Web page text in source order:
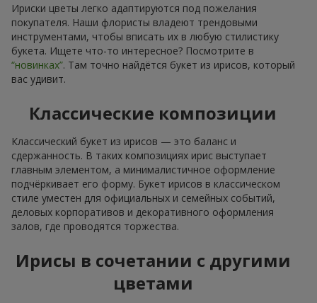
Ириски цветы легко адаптируются под пожелания
покупателя. Наши флористы владеют трендовыми
инструментами, чтобы вписать их в любую стилистику
букета. Ищете что-то интересное? Посмотрите в
“новинках”. Там точно найдётся букет из ирисов, который
вас удивит.
Классические композиции
Классический букет из ирисов — это баланс и
сдержанность. В таких композициях ирис выступает
главным элементом, а минималистичное оформление
подчёркивает его форму. Букет ирисов в классическом
стиле уместен для официальных и семейных событий,
деловых корпоративов и декоративного оформления
залов, где проводятся торжества.
Ирисы в сочетании с другими
цветами